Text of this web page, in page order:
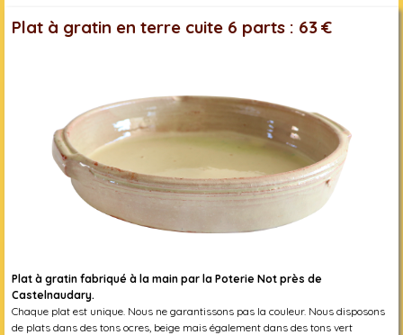
Plat à gratin en terre cuite 6 parts : 63 €
Plat à gratin fabriqué à la main par la Poterie Not près de
Castelnaudary.
Chaque plat est unique. Nous ne garantissons pas la couleur. Nous disposons
de plats dans des tons ocres, beige mais également dans des tons vert